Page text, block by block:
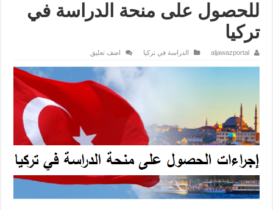
للحصول على منحة الدراسة في
تركيا
aljawazportal الدراسة في تركيا اضف تعليق